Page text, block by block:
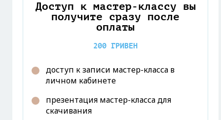
Доступ к мастер-классу вы
получите сразу после
оплаты
200 ГРИВЕН
доступ к записи мастер-класса в
личном кабинете
презентация мастер-класса для
скачивания